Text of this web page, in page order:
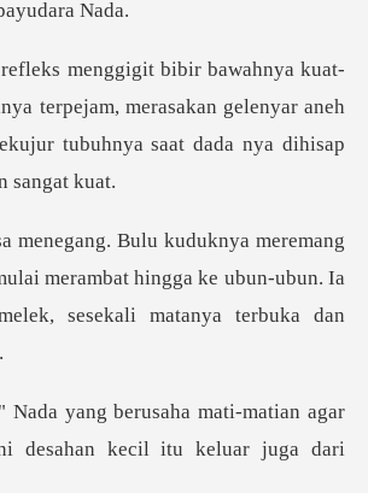
terpejam, merasakan gelenyar aneh
merambat hingga ke ubun-ubun. Ia
ti-matian agar
desa